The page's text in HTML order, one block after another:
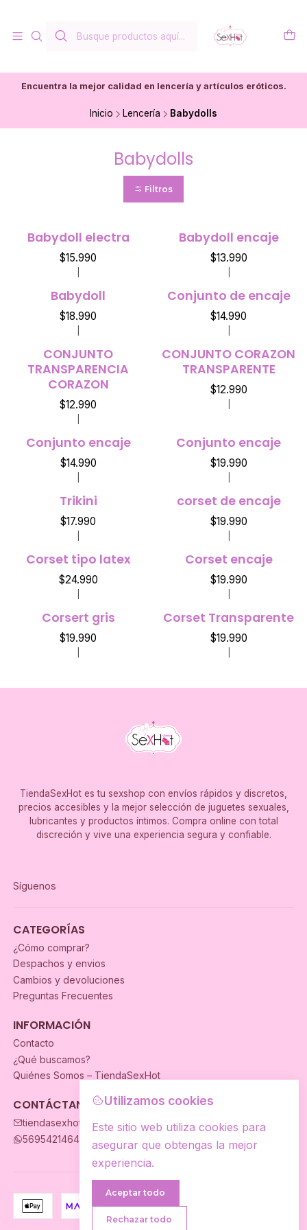
Encuentra la mejor calidad en lencería y artículos eróticos.
Inicio Lencería Babydolls
Babydolls
Filtros
Babydoll electra
$15.990
Babydoll encaje
$13.990
Babydoll
$18.990
Conjunto de encaje
$14.990
CONJUNTO
TRANSPARENCIA
CORAZON
$12.990
CONJUNTO CORAZON
TRANSPARENTE
$12.990
Conjunto encaje
$14.990
Conjunto encaje
$19.990
Trikini
$17.990
corset de encaje
$19.990
Corset tipo latex
$24.990
Corset encaje
$19.990
Corsert gris
$19.990
Corset Transparente
$19.990
TiendaSexHot es tu sexshop con envíos rápidos y discretos,
precios accesibles y la mejor selección de juguetes sexuales,
lubricantes y productos íntimos. Compra online con total
discreción y vive una experiencia segura y confiable.
Síguenos
CATEGORÍAS
¿Cómo comprar?
Despachos y envios
Cambios y devoluciones
Preguntas Frecuentes
INFORMACIÓN
Contacto
¿Qué buscamos?
Quiénes Somos – TiendaSexHot
CONTÁCTANOS
tiendasexhot@gmail.com
56954214649
Utilizamos cookies
Este sitio web utiliza cookies para
asegurar que obtengas la mejor
experiencia.
Aceptar todo
Rechazar todo